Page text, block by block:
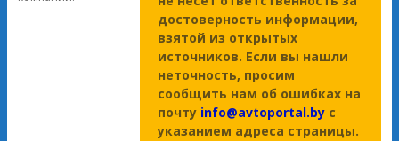
достоверность информации,
взятой из открытых
источников. Если вы нашли
неточность, просим
сообщить нам об ошибках на
почту info@avtoportal.byс
указанием адреса страницы.